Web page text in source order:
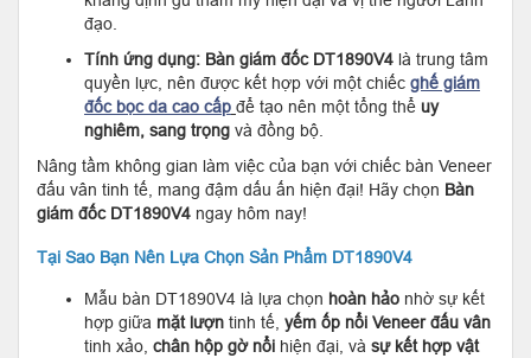
đạo.
Tính ứng dụng: Bàn giám đốc DT1890V4 là trung tâm
quyền lực, nên được kết hợp với một chiếc ghế giám
đốc bọc da cao cấp để tạo nên một tổng thể uy
nghiêm, sang trọng và đồng bộ.
Nâng tầm không gian làm việc của bạn với chiếc bàn Veneer
đấu vân tinh tế, mang đậm dấu ấn hiện đại! Hãy chọn Bàn
giám đốc DT1890V4 ngay hôm nay!
Tại Sao Bạn Nên Lựa Chọn Sản Phẩm DT1890V4
Mẫu bàn DT1890V4 là lựa chọn hoàn hảo nhờ sự kết
hợp giữa mặt lượn tinh tế, yếm ốp nổi Veneer đấu vân
tinh xảo, chân hộp gờ nổi hiện đại, và sự kết hợp vật